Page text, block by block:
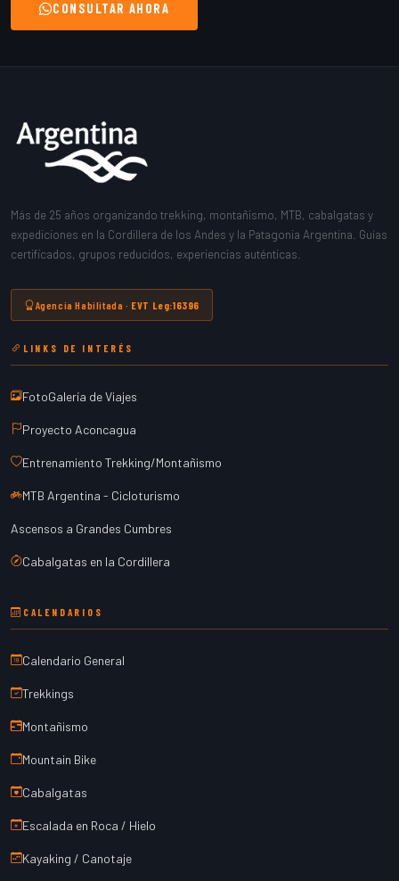
CONSULTAR AHORA
Más de 25 años organizando trekking, montañismo, MTB, cabalgatas y
expediciones en la Cordillera de los Andes y la Patagonia Argentina. Guías
certificados, grupos reducidos, experiencias auténticas.
Agencia Habilitada · EVT Leg:16396
LINKS DE INTERÉS
FotoGalería de Viajes
Proyecto Aconcagua
Entrenamiento Trekking/Montañismo
MTB Argentina - Cicloturismo
Ascensos a Grandes Cumbres
Cabalgatas en la Cordillera
CALENDARIOS
Calendario General
Trekkings
Montañismo
Mountain Bike
Cabalgatas
Escalada en Roca / Hielo
Kayaking / Canotaje